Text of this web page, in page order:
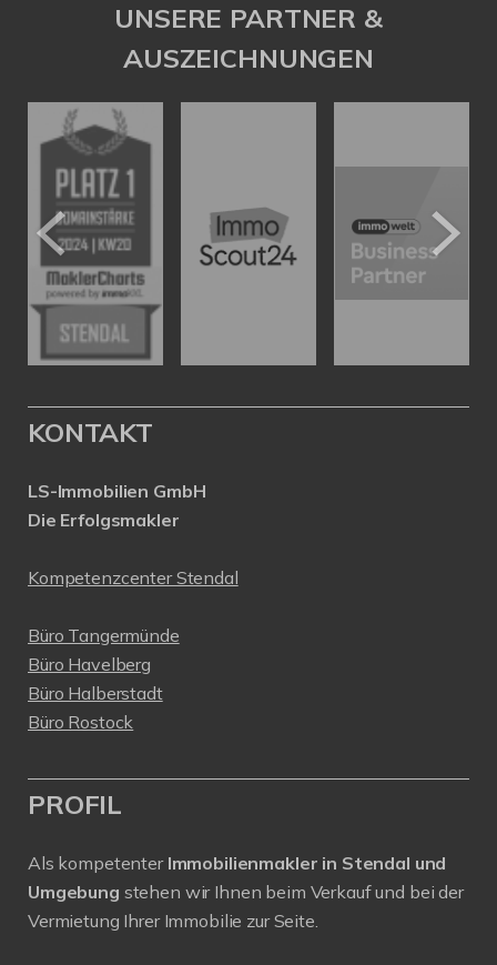
UNSERE PARTNER &
AUSZEICHNUNGEN
KONTAKT
LS-Immobilien GmbH
Die Erfolgsmakler
Kompetenzcenter Stendal
Büro Tangermünde
Büro Havelberg
Büro Halberstadt
Büro Rostock
PROFIL
Als kompetenter Immobilienmakler in Stendal und
Umgebung stehen wir Ihnen beim Verkauf und bei der
Vermietung Ihrer Immobilie zur Seite.